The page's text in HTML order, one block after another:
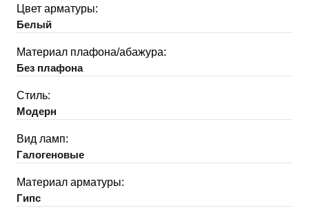
Цвет арматуры:
Белый
Материал плафона/абажура:
Без плафона
Стиль:
Модерн
Вид ламп:
Галогеновые
Материал арматуры:
Гипс